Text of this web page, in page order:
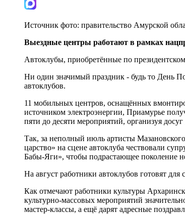
Источник фото: правительство Амурской
Выездные центры работают в рамках
Автоклубы, приобретённые по
Ни один значимый праздник - будь то День
автоклубов.
11 мобильных центров, оснащённых
источником электроэнергии, Приамурье
пяти до десяти мероприятий, организуя
Так, за неполный июль артисты
царство» на сцене автоклуба чествовали
Бабы-Яги», чтобы подрастающее поколение
На август работники автоклубов готовят
Как отмечают работники культуры
культурно-массовых мероприятий
мастер-классы, а ещё дарят адресные